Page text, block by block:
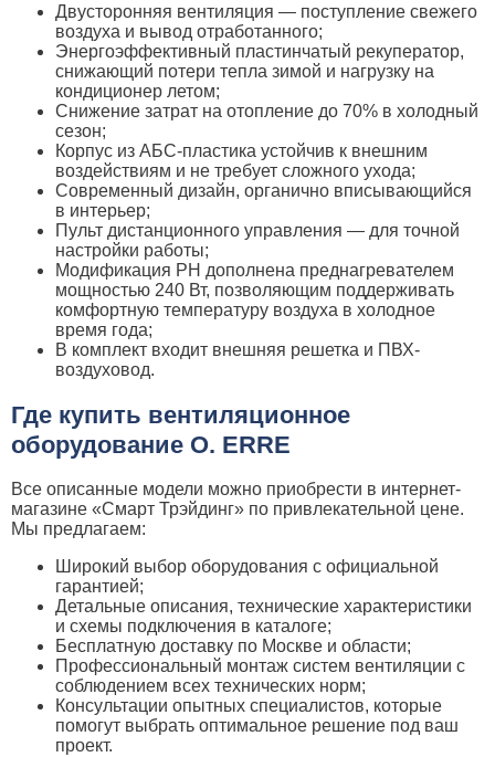
Двусторонняя вентиляция — поступление свежего
воздуха и вывод отработанного;
Энергоэффективный пластинчатый рекуператор,
снижающий потери тепла зимой и нагрузку на
кондиционер летом;
Снижение затрат на отопление до 70% в холодный
сезон;
Корпус из АБС-пластика устойчив к внешним
воздействиям и не требует сложного ухода;
Современный дизайн, органично вписывающийся
в интерьер;
Пульт дистанционного управления — для точной
настройки работы;
Модификация PH дополнена преднагревателем
мощностью 240 Вт, позволяющим поддерживать
комфортную температуру воздуха в холодное
время года;
В комплект входит внешняя решетка и ПВХ-
воздуховод.
Где купить вентиляционное
оборудование O. ERRE
Все описанные модели можно приобрести в интернет-
магазине «Смарт Трэйдинг» по привлекательной цене.
Мы предлагаем:
Широкий выбор оборудования с официальной
гарантией;
Детальные описания, технические характеристики
и схемы подключения в каталоге;
Бесплатную доставку по Москве и области;
Профессиональный монтаж систем вентиляции с
соблюдением всех технических норм;
Консультации опытных специалистов, которые
помогут выбрать оптимальное решение под ваш
проект.